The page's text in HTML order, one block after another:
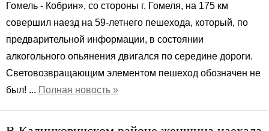
Гомель - Кобрин», со стороны г. Гомеля, на 175 км
совершил наезд на 59-летнего пешехода, который, по
предварительной информации, в состоянии
алкогольного опьянения двигался по середине дороги.
Световозвращающим элементом пешеход обозначен не
был! ... Полная новость »